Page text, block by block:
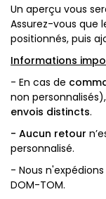
Un aperçu vous
Assurez-vous que
positionnés, puis
Informations
- En cas de
non personnalisés),
envois distincts.
- Aucun retour
personnalisé.
- Nous
DOM-TOM.